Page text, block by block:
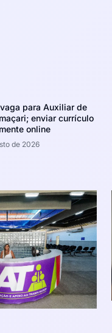
para Auxiliar de
enviar currículo
online
de 2026